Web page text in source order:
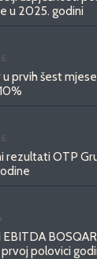
u 2025. godini
u prvih šest
rezultati OTP
EBITDA
polovici